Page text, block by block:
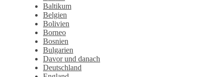
Baltikum
Belgien
Bolivien
Borneo
Bosnien
Bulgarien
Davor und danach
Deutschland